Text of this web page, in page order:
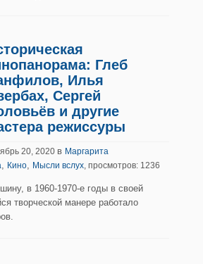
Глеб
Илья
Сергей
и другие
режиссуры
20, 2020 в Маргарита
, Кино, Мысли вслух, просмотров: 1236
в 1960-1970-е годы в своей
творческой манере работало